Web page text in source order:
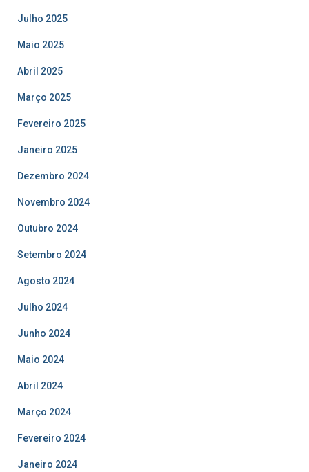
Julho 2025
Maio 2025
Abril 2025
Março 2025
Fevereiro 2025
Janeiro 2025
Dezembro 2024
Novembro 2024
Outubro 2024
Setembro 2024
Agosto 2024
Julho 2024
Junho 2024
Maio 2024
Abril 2024
Março 2024
Fevereiro 2024
Janeiro 2024